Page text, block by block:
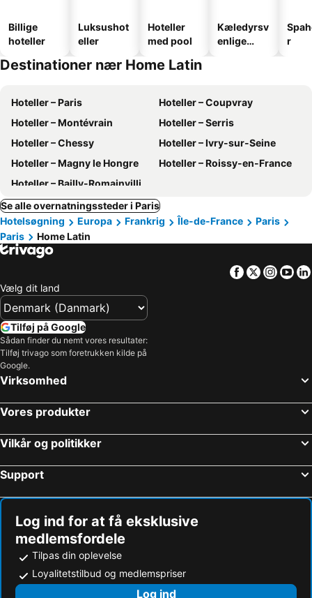
Billige
hoteller
Luksushot
eller
Hoteller
med pool
Kæledyrsv
enlige
r
Destinationer nær Home Latin
Hoteller – Paris
Hoteller – Coupvray
Hoteller – Montévrain
Hoteller – Serris
Hoteller – Chessy
Hoteller – Ivry-sur-Seine
Hoteller – Magny le Hongre
Hoteller – Roissy-en-France
Hoteller – Bailly-Romainvilliers
Se alle overnatningssteder i Paris
Hotelsøgning
Europa Frankrig Île-de-France
Paris
Paris
Home Latin
Facebook
Twitter
Vælg dit land
Tilføj på Google
Sådan finder du nemt vores resultater:
Tilføj trivago som foretrukken kilde på
Google.
Virksomhed
Vores produkter
Vilkår og politikker
Support
Log ind for at få eksklusive
medlemsfordele
Tilpas din oplevelse
Loyalitetstilbud og medlemspriser
Log ind